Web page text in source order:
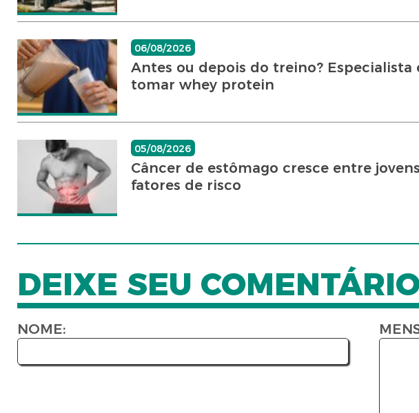
06/08/2026
Antes ou depois do treino?
tomar whey protein
05/08/2026
Câncer de estômago cresce entre
fatores de risco
DEIXE SEU
NOME: